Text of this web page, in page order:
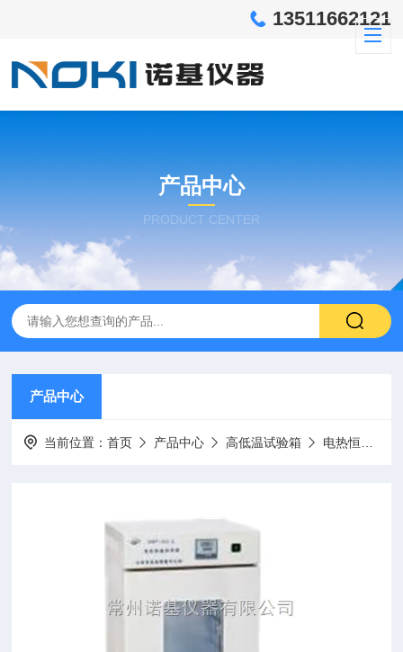
13511662121
产品中心
PRODUCT CENTER
产品中心
当前位置：首页 产品中心 高低温试验箱 电热恒温培养箱